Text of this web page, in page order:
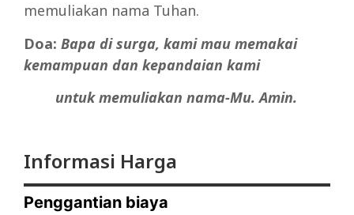
memuliakan nama Tuhan.
Doa: Bapa di surga, kami mau memakai
kemampuan dan kepandaian kami
untuk memuliakan nama-Mu. Amin.
Informasi Harga
Penggantian biaya